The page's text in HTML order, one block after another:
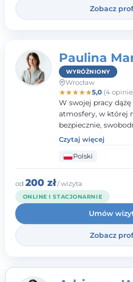
Zobacz
Paulina
WYRÓŻNIONY
Wrocław
★★★★★5,0(4
W swojej pracy
atmosfery, w której
bezpiecznie,
wysłuchany(-a).
towarzyszeniu Ci w
dobrostanu,
budowania
satysfakcjonujących
innymi, jak i z
bycia częścią tego
duże wyróżnienie.
Czytaj więcej
Polski
od 200 zł/ wizyta
ONLINE I STACJONARNIE
Umów
Zobacz